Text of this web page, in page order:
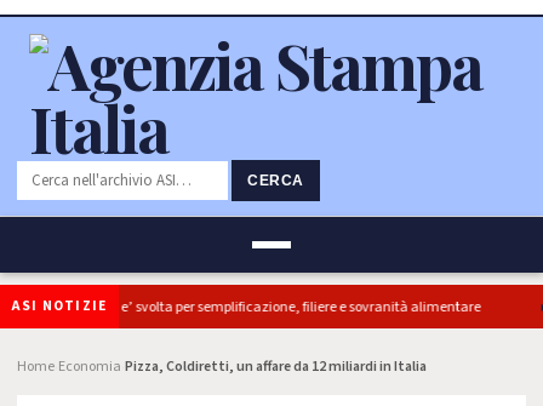
CERCA
ASI NOTIZIE
ok Camera e’ svolta per semplificazione, filiere e sovranità alimentare
Home Economia Pizza, Coldiretti, un affare da 12 miliardi in Italia